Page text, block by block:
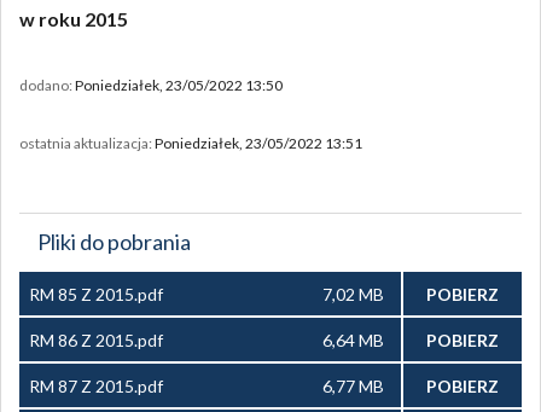
w roku 2015
dodano: Poniedziałek, 23/05/2022 13:50
ostatnia aktualizacja: Poniedziałek, 23/05/2022 13:51
Pliki do pobrania
RM 85 Z 2015.pdf 7,02 MB POBIERZ
RM 86 Z 2015.pdf 6,64 MB POBIERZ
RM 87 Z 2015.pdf 6,77 MB POBIERZ